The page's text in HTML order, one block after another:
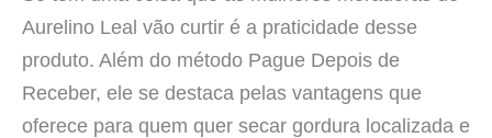
Aurelino Leal vão curtir é a praticidade desse
produto. Além do método Pague Depois de
Receber, ele se destaca pelas vantagens que
oferece para quem quer secar gordura localizada e